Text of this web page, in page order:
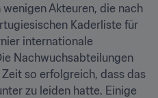
Akteuren, die nach
Kaderliste für
internationale
Nachwuchsabteilungen
so erfolgreich, dass das
zu leiden hatte. Einige